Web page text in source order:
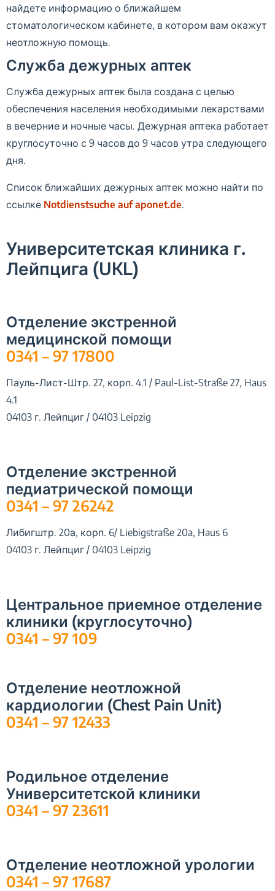
найдете информацию о ближайшем
стоматологическом кабинете, в котором вам окажут
неотложную помощь.
Служба дежурных аптек
Служба дежурных аптек была создана с целью
обеспечения населения необходимыми лекарствами
в вечерние и ночные часы. Дежурная аптека работает
круглосуточно с 9 часов до 9 часов утра следующего
дня.
Список ближайших дежурных аптек можно найти по
ссылке Notdienstsuche auf aponet.de.
Университетская клиника г.
Лейпцига (UKL)
Отделение экстренной
медицинской помощи
0341 – 97 17800
Пауль-Лист-Штр. 27, корп. 4.1 / Paul-List-Straße 27, Haus
4.1
04103 г. Лейпциг / 04103 Leipzig
Отделение экстренной
педиатрической помощи
0341 – 97 26242
Либигштр. 20а, корп. 6/ Liebigstraße 20a, Haus 6
04103 г. Лейпциг / 04103 Leipzig
Центральное приемное отделение
клиники (круглосуточно)
0341 – 97 109
Отделение неотложной
кардиологии (Chest Pain Unit)
0341 – 97 12433
Родильное отделение
Университетской клиники
0341 – 97 23611
Отделение неотложной урологии
0341 – 97 17687